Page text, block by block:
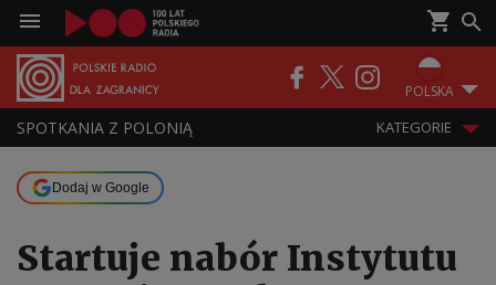
POLSKA
SPOTKANIA Z POLONIĄ KATEGORIE
Dodaj w Google
Startuje nabór Instytutu